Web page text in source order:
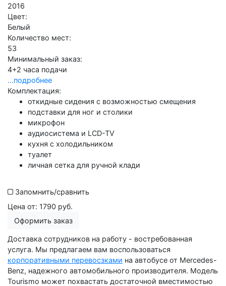
2016
Цвет:
Белый
Количество мест:
53
Минимальный заказ:
4+2 часа подачи
...подробнее
Комплектация:
откидные сидения с возможностью смещения
подставки для ног и столики
микрофон
аудиосистема и LCD-TV
кухня с холодильником
туалет
личная сетка для ручной клади
Запомнить/сравнить
Цена от: 1790 руб.
Оформить заказ
Доставка сотрудников на работу - востребованная
услуга. Мы предлагаем вам воспользоваться
корпоративными перевосзками на автобусе от Mercedes-
Benz, надежного автомобильного производителя. Модель
Tourismo может похвастать достаточной вместимостью